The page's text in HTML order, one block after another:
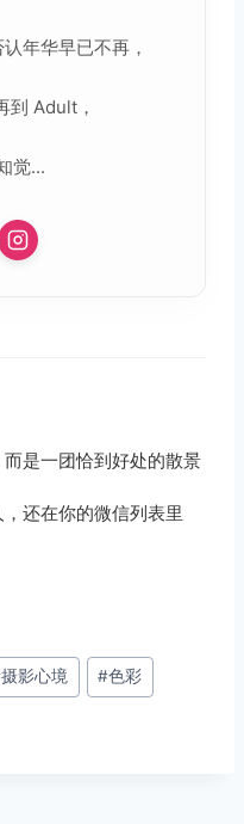
年华早已不再，
到 Adult，
觉...
是一团恰到好处的散景
还在你的微信列表里
摄影心境 #色彩